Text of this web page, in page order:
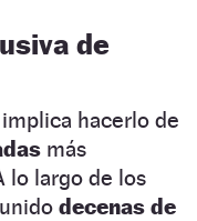
de
hacerlo de
más
lo largo de los
decenas de